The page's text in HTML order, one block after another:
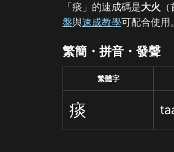
「痰」的速成碼是大火
盤與速成教學可配合使用。
繁簡・拼音・發聲
繁體字
痰